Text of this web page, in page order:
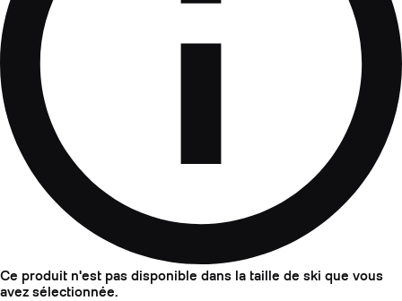
Ce produit n'est pas disponible dans la taille de ski que vous
avez sélectionnée.